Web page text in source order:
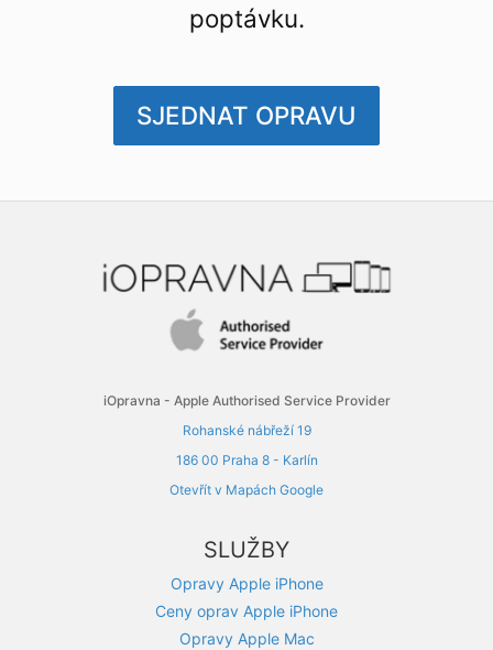
poptávku.
SJEDNAT OPRAVU
iOpravna - Apple Authorised Service Provider
Rohanské nábřeží 19
186 00 Praha 8 - Karlín
Otevřít v Mapách Google
SLUŽBY
Opravy Apple iPhone
Ceny oprav Apple iPhone
Opravy Apple Mac